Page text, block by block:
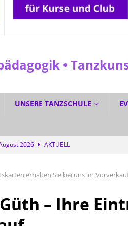
•
UNSERE TANZSCHULE
2026
AKTUELL
Ja! 💃🕺
SPEZIAL
die Tanzschule Güth
erhalten Sie bei uns im
– Ihre